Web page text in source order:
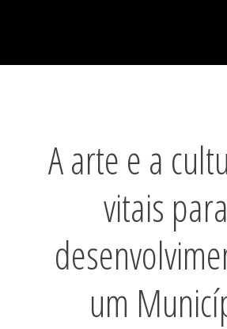
A arte e a
vitais
um